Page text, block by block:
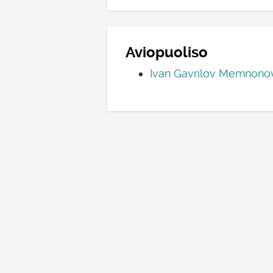
Aviopuoliso
Ivan Gavrilov